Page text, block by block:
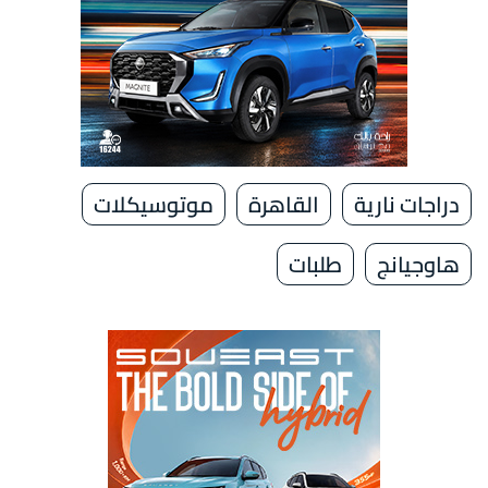
دراجات نارية القاهرة
موتوسيكلات
هاوجيانج
طلبات